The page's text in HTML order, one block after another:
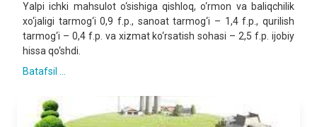
Yalpi ichki mahsulot o‘sishiga qishloq, o‘rmon va baliqchilik
xo‘jaligi tarmog‘i 0,9 f.p., sanoat tarmog‘i – 1,4 f.p., qurilish
tarmog‘i – 0,4 f.p. va хizmat ko‘rsatish sohasi – 2,5 f.p. ijobiy
hissa qo‘shdi.
Batafsil ...